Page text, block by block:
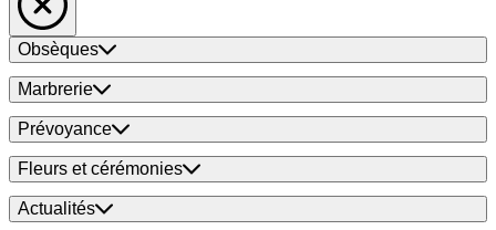
Obsèques
Marbrerie
Prévoyance
Fleurs et cérémonies
Actualités